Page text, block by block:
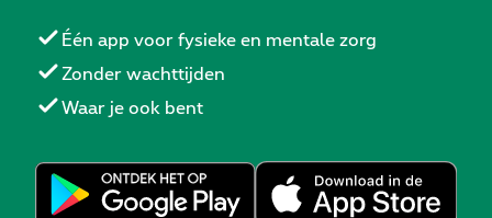
Één app voor fysieke en mentale zorg
Zonder wachttijden
Waar je ook bent